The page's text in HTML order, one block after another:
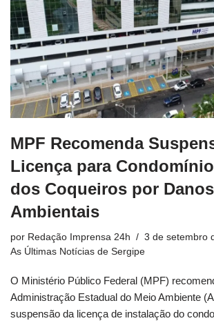
MPF Recomenda
Licença para
dos Coqueiros por Danos
Ambientais
por Redação Imprensa 24h
3 de setembro
As Últimas Notícias de Sergipe
O Ministério Público Federal (MPF)
Administração Estadual do Meio Ambiente
suspensão da licença de instalação do